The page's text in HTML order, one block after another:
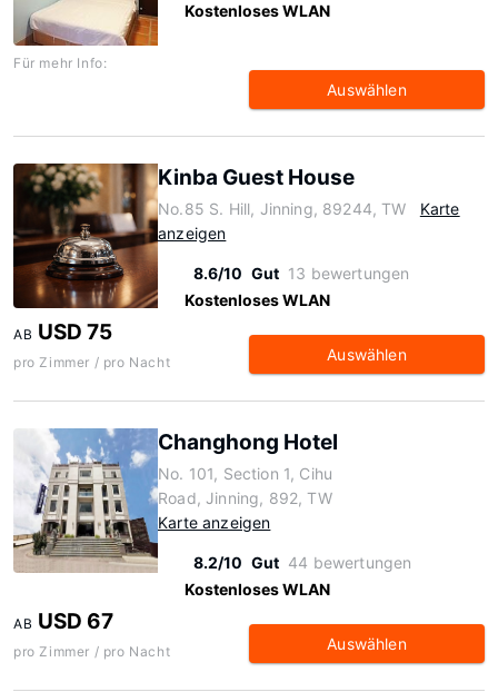
Kostenloses WLAN
Für mehr Info:
Auswählen
Kinba Guest House
No.85 S. Hill, Jinning, 89244, TW
Karte
anzeigen
8.6/10 Gut 13 bewertungen
Kostenloses WLAN
AB USD 75
pro Zimmer / pro Nacht Auswählen
Changhong Hotel
No. 101, Section 1, Cihu
Road, Jinning, 892, TW
Karte anzeigen
8.2/10 Gut 44 bewertungen
Kostenloses WLAN
AB USD 67
pro Zimmer / pro Nacht Auswählen